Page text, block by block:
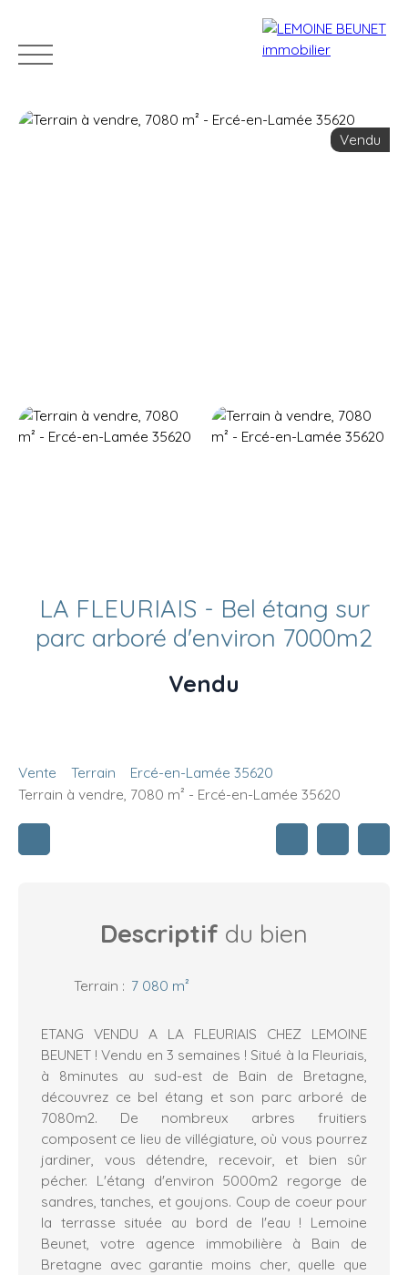
Vendu
LA FLEURIAIS - Bel étang sur
parc arboré d'environ 7000m2
Vendu
Vente Terrain
Ercé-en-Lamée 35620
Terrain à vendre, 7080 m² - Ercé-en-Lamée 35620
Descriptif du bien
Terrain : 7 080 m²
ETANG VENDU A LA FLEURIAIS CHEZ LEMOINE
BEUNET ! Vendu en 3 semaines ! Situé à la Fleuriais,
à 8minutes au sud-est de Bain de Bretagne,
découvrez ce bel étang et son parc arboré de
7080m2. De nombreux arbres fruitiers
composent ce lieu de villégiature, où vous pourrez
jardiner, vous détendre, recevoir, et bien sûr
pécher. L'étang d'environ 5000m2 regorge de
sandres, tanches, et goujons. Coup de coeur pour
la terrasse située au bord de l'eau ! Lemoine
Beunet, votre agence immobilière à Bain de
Bretagne avec garantie moins cher, quelle que